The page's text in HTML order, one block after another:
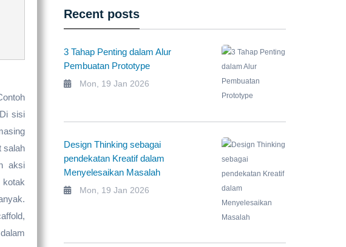
sisi
salah
aksi
Recent posts
​3 Tahap Penting dalam Alur
Pembuatan Prototype
Mon, 19 Jan 2026
Design Thinking sebagai
pendekatan Kreatif dalam
Menyelesaikan Masalah
Mon, 19 Jan 2026